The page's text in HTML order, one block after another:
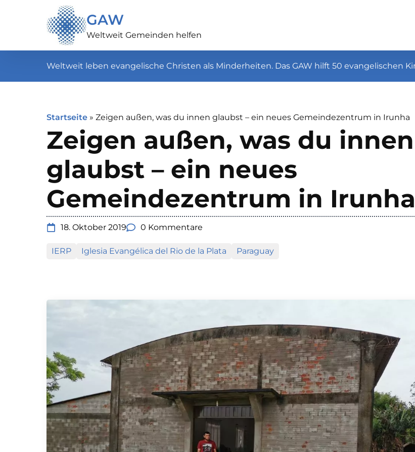
GAW
Weltweit Gemeinden helfen
Weltweit leben evangelische Christen als Minderheiten. Das GAW hilft 50 evangelischen
Startseite » Zeigen außen, was du innen glaubst – ein neues Gemeindezentrum in Irunha
Zeigen außen, was du innen
glaubst – ein neues
Gemeindezentrum in Irunha
18. Oktober 2019 0 Kommentare
IERP Iglesia Evangélica del Rio de la Plata Paraguay